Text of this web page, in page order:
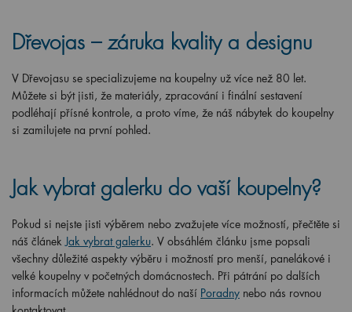
Dřevojas – záruka kvality a designu
V Dřevojasu se specializujeme na koupelny už více než 80 let.
Můžete si být jisti, že materiály, zpracování i finální sestavení
podléhají přísné kontrole, a proto víme, že náš nábytek do koupelny
si zamilujete na první pohled.
Jak vybrat galerku do vaší koupelny?
Pokud si nejste jisti výběrem nebo zvažujete více možností, přečtěte si
náš článekJak vybrat galerku. V obsáhlém článku jsme popsali
všechny důležité aspekty výběru i možností pro menší, panelákové i
velké koupelny v početných domácnostech. Při pátrání po dalších
informacích můžete nahlédnout do naší Poradny nebo nás rovnou